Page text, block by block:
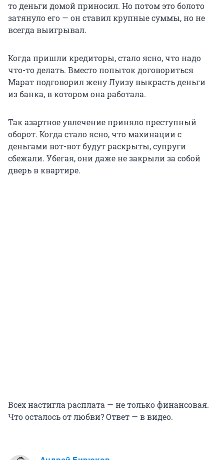
то деньги домой приносил. Но потом это болото
затянуло его — он ставил крупные суммы, но не
всегда выигрывал.
Когда пришли кредиторы, стало ясно, что надо
что-то делать. Вместо попыток договориться
Марат подговорил жену Луизу выкрасть деньги
из банка, в котором она работала.
Так азартное увлечение приняло преступный
оборот. Когда стало ясно, что махинации с
деньгами вот-вот будут раскрыты, супруги
сбежали. Убегая, они даже не закрыли за собой
дверь в квартире.
Всех настигла расплата — не только финансовая.
Что осталось от любви? Ответ — в видео.